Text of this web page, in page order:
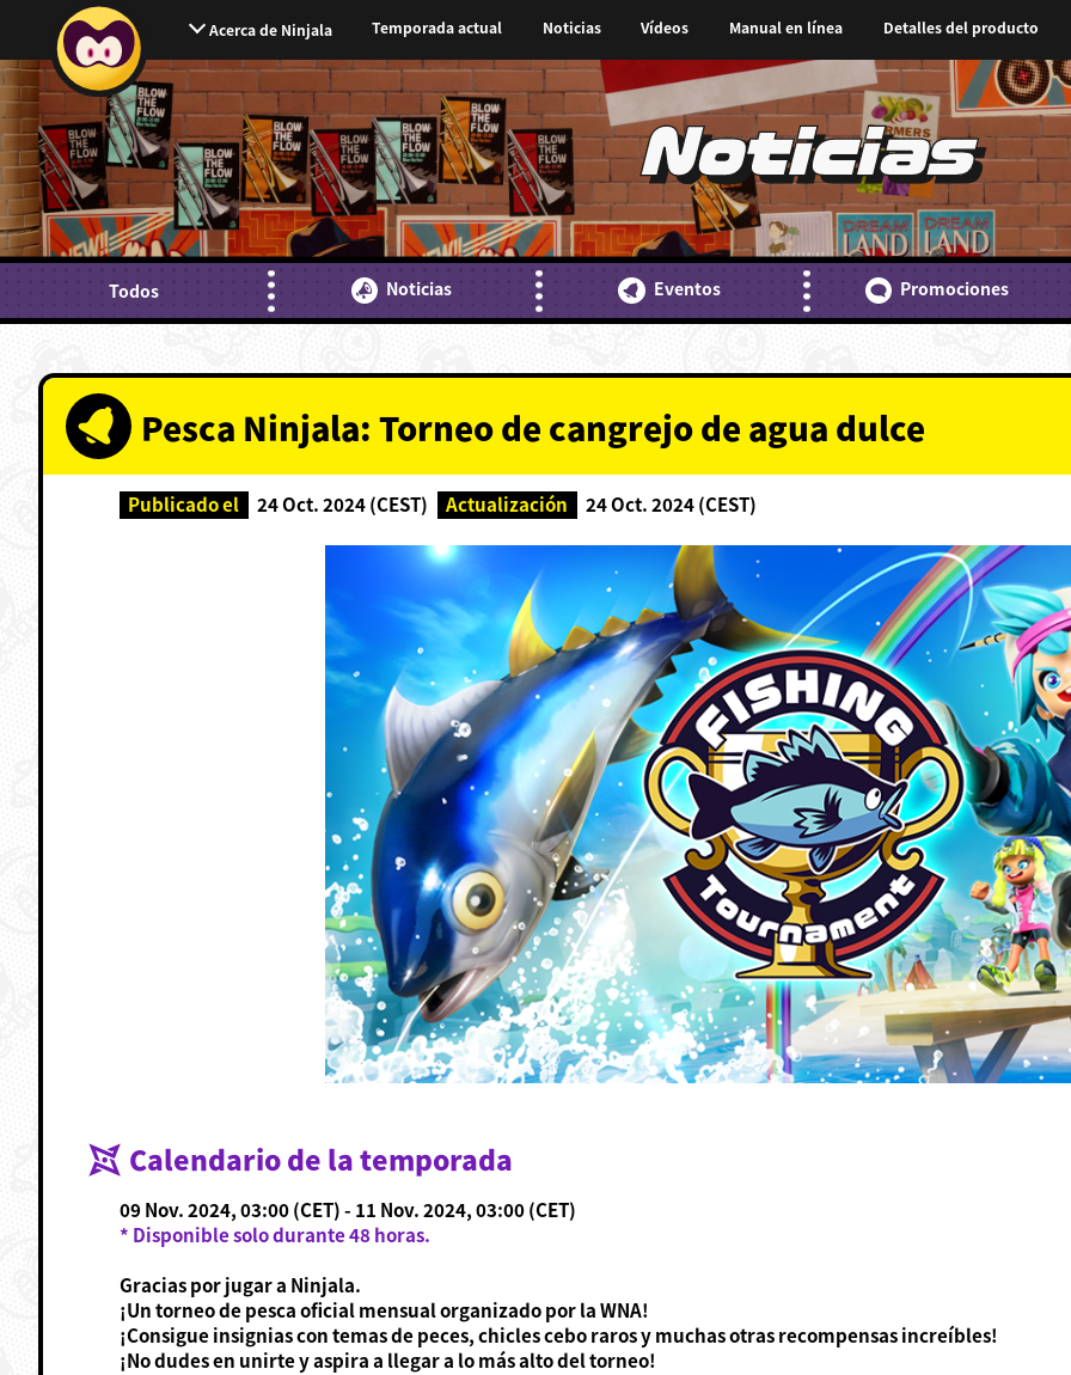
Acerca de Ninjala Temporada actual Noticias Vídeos Manual en línea Detalles del producto
Noticias
Todos Noticias Eventos Promociones
Pesca Ninjala: Torneo de cangrejo de agua dulce
Publicado el 24 Oct. 2024 (CEST) Actualización 24 Oct. 2024 (CEST)
Calendario de la temporada
09 Nov. 2024, 03:00 (CET) - 11 Nov. 2024, 03:00 (CET)
* Disponible solo durante 48 horas.
Gracias por jugar a Ninjala.
¡Un torneo de pesca oficial mensual organizado por la WNA!
¡Consigue insignias con temas de peces, chicles cebo raros y muchas otras recompensas increíbles!
¡No dudes en unirte y aspira a llegar a lo más alto del torneo!